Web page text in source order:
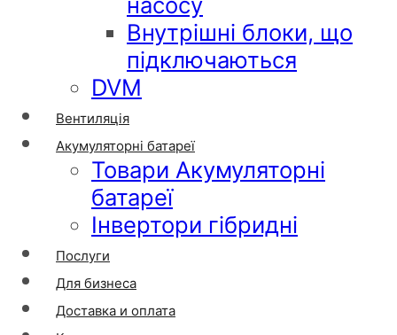
Внутрішні блоки, що
підключаються
DVM
Вентиляція
Акумуляторні батареї
Товари Акумуляторні
батареї
Інвертори гібридні
Послуги
Для бизнеса
Доставка и оплата